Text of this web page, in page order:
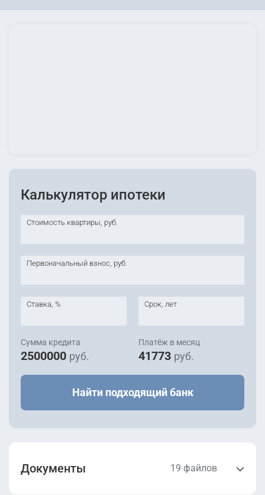
Калькулятор ипотеки
Стоимость квартиры, руб.
Первоначальный взнос, руб.
Ставка, % Срок, лет
Сумма кредита
2500000 руб.
Платёж в месяц
41773 руб.
Найти подходящий банк
Документы 19 файлов